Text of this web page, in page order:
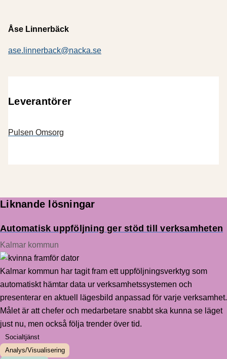
Åse Linnerbäck
ase.linnerback@nacka.se
Leverantörer
Pulsen Omsorg
(öppnas i ny flik)
Liknande lösningar
Automatisk uppföljning ger stöd till verksamheten
Kalmar kommun
Kalmar kommun har tagit fram ett uppföljningsverktyg som
automatiskt hämtar data ur verksamhetssystemen och
presenterar en aktuell lägesbild anpassad för varje verksamhet.
Målet är att chefer och medarbetare snabbt ska kunna se läget
just nu, men också följa trender över tid.
Socialtjänst
Analys/Visualisering